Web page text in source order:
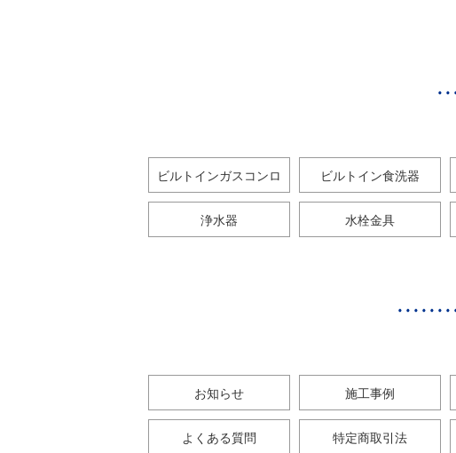
ビルトインガスコンロ ビルトイン食洗器
浄水器 水栓金具
お知らせ 施工事例
よくある質問 特定商取引法